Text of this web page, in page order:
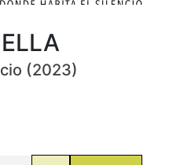
(2023)